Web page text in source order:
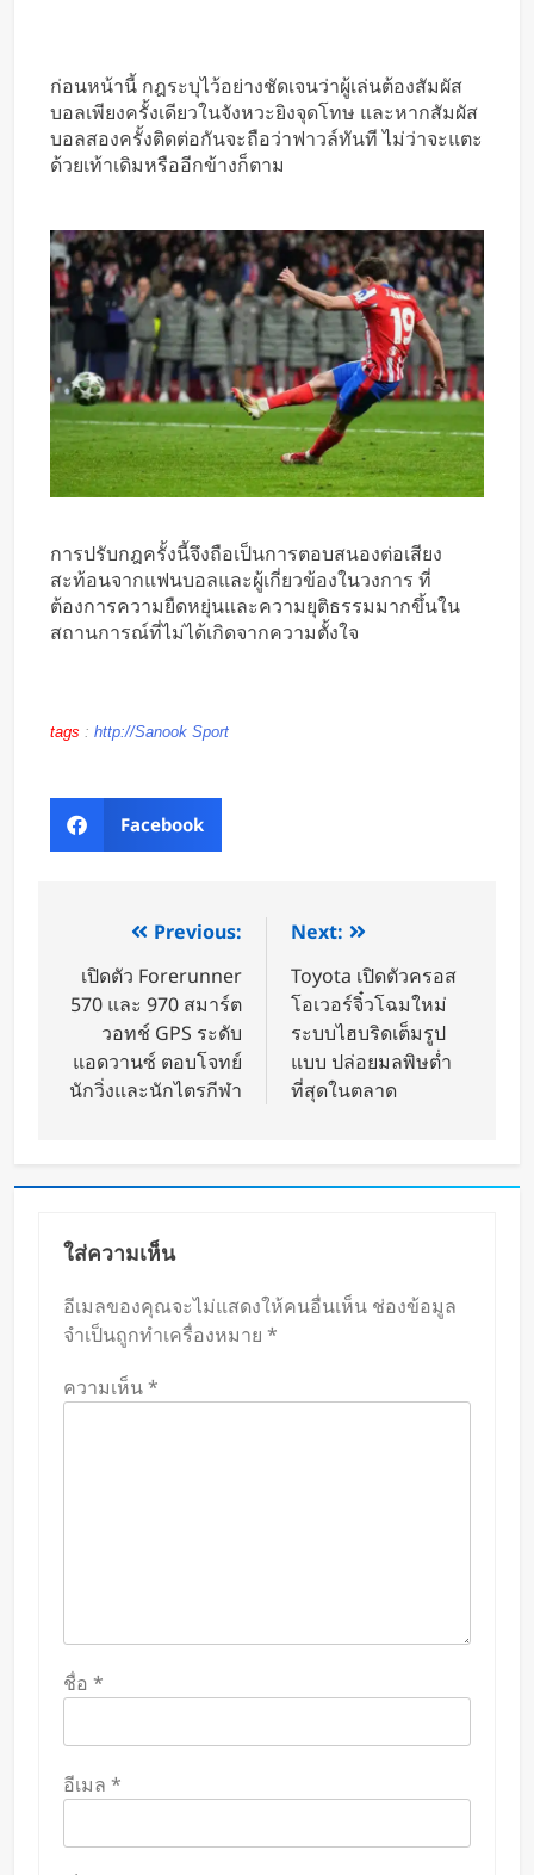
ก่อนหน้านี้ กฎระบุไว้อย่างชัดเจนว่าผู้เล่นต้องสัมผัส
บอลเพียงครั้งเดียวในจังหวะยิงจุดโทษ และหากสัมผัส
บอลสองครั้งติดต่อกันจะถือว่าฟาวล์ทันที ไม่ว่าจะแตะ
ด้วยเท้าเดิมหรืออีกข้างก็ตาม
การปรับกฎครั้งนี้จึงถือเป็นการตอบสนองต่อเสียง
สะท้อนจากแฟนบอลและผู้เกี่ยวข้องในวงการ ที่
ต้องการความยืดหยุ่นและความยุติธรรมมากขึ้นใน
สถานการณ์ที่ไม่ได้เกิดจากความตั้งใจ
tags : http://Sanook Sport
Facebook
Previous:
เปิดตัว Forerunner
570 และ 970 สมาร์ต
วอทช์ GPS ระดับ
แอดวานซ์ ตอบโจทย์
นักวิ่งและนักไตรกีฬา
Next:
Toyota เปิดตัวครอส
โอเวอร์จิ๋วโฉมใหม่
ระบบไฮบริดเต็มรูป
แบบ ปล่อยมลพิษต่ำ
ที่สุดในตลาด
ใส่ความเห็น
อีเมลของคุณจะไม่แสดงให้คนอื่นเห็น ช่องข้อมูล
จำเป็นถูกทำเครื่องหมาย *
ความเห็น*
ชื่อ *
อีเมล *